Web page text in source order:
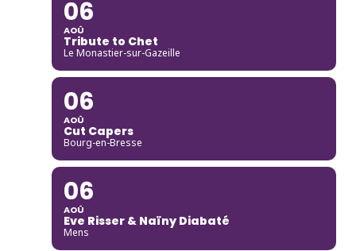
06
AOÛ
Tribute to Chet
Le Monastier-sur-Gazeille
06
AOÛ
Cut Capers
Bourg-en-Bresse
06
AOÛ
Eve Risser & Naïny Diabaté
Mens